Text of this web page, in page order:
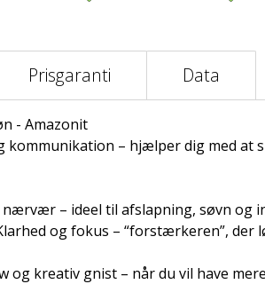
Prisgaranti Data
- Amazonit
kommunikation – hjælper dig med at
nærvær – ideel til afslapning, søvn og
og fokus – “forstærkeren”, der
og kreativ gnist – når du vil have